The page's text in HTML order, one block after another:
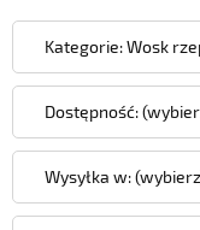
Kategorie: Wosk
Dostępność:
Wysyłka w: